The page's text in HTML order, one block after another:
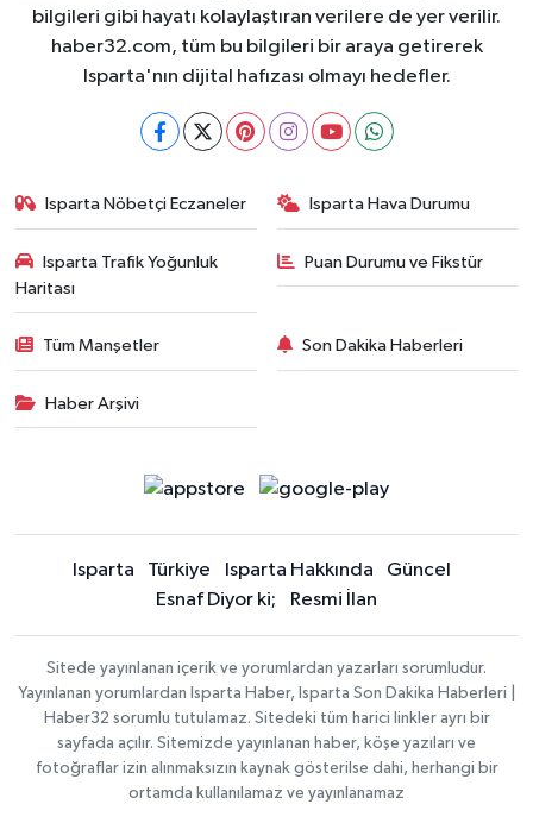
bilgileri gibi hayatı kolaylaştıran verilere de yer verilir.
haber32.com, tüm bu bilgileri bir araya getirerek
Isparta'nın dijital hafızası olmayı hedefler.
Isparta Nöbetçi Eczaneler Isparta Hava Durumu
Isparta Trafik Yoğunluk
Haritası
Puan Durumu ve Fikstür
Tüm Manşetler Son Dakika Haberleri
Haber Arşivi
Isparta Türkiye Isparta Hakkında
Güncel
Esnaf Diyor ki;
Resmi İlan
Sitede yayınlanan içerik ve yorumlardan yazarları sorumludur.
Yayınlanan yorumlardan Isparta Haber, Isparta Son Dakika Haberleri |
Haber32 sorumlu tutulamaz. Sitedeki tüm harici linkler ayrı bir
sayfada açılır. Sitemizde yayınlanan haber, köşe yazıları ve
fotoğraflar izin alınmaksızın kaynak gösterilse dahi, herhangi bir
ortamda kullanılamaz ve yayınlanamaz